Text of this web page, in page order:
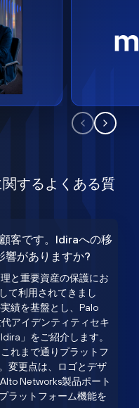
するよくある質
客です。Idiraへの移
響がありますか?
と重要資産の保護にお
て利用されてきまし
績を基盤とし、Palo
アイデンティティセキ
」をご紹介します。
れまで通りプラットフ
変更点は、ロゴとデザ
Networks製品ポート
ラットフォーム機能を